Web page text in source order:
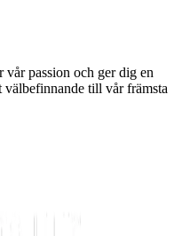
passion och ger dig en
välbefinnande till vår främsta